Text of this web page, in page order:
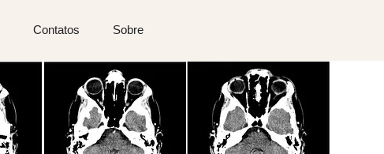
Contatos Sobre